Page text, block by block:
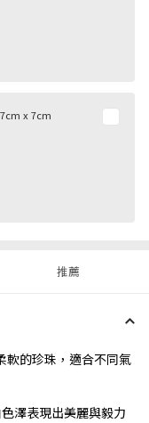
7cm x 7cm
推薦
軟的珍珠，適合不同氣
澤表現出美麗與毅力